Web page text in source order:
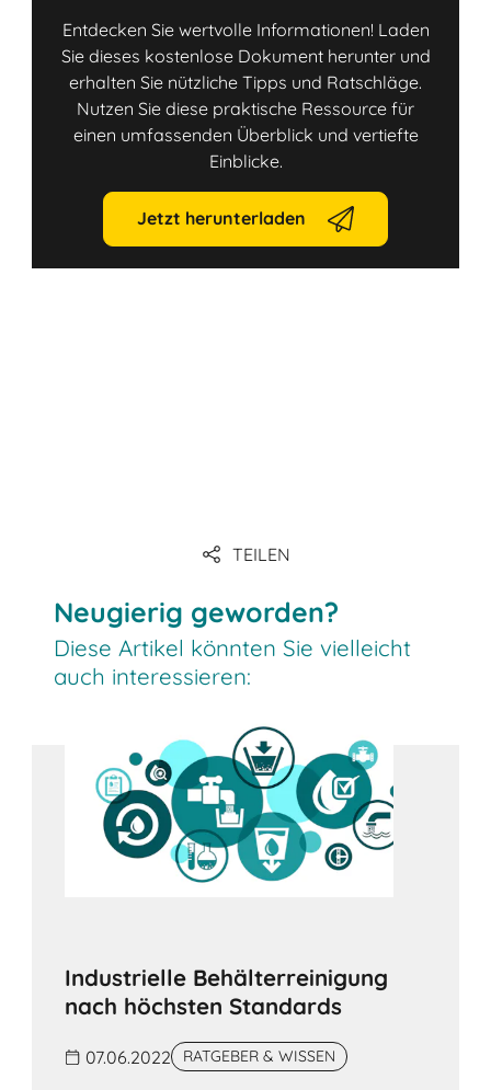
Entdecken Sie wertvolle Informationen! Laden
Sie dieses kostenlose Dokument herunter und
erhalten Sie nützliche Tipps und Ratschläge.
Nutzen Sie diese praktische Ressource für
einen umfassenden Überblick und vertiefte
Einblicke.
Jetzt herunterladen
TEILEN
Neugierig geworden?
Diese Artikel könnten Sie vielleicht
auch interessieren:
Industrielle Behälterreinigung
nach höchsten Standards
07.06.2022 RATGEBER & WISSEN